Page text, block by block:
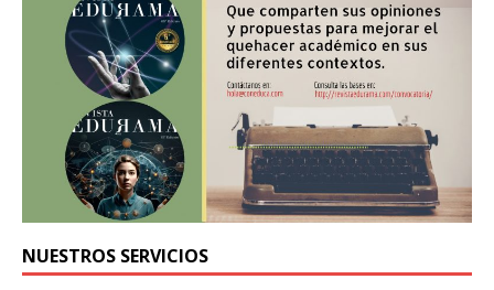
NUESTROS SERVICIOS